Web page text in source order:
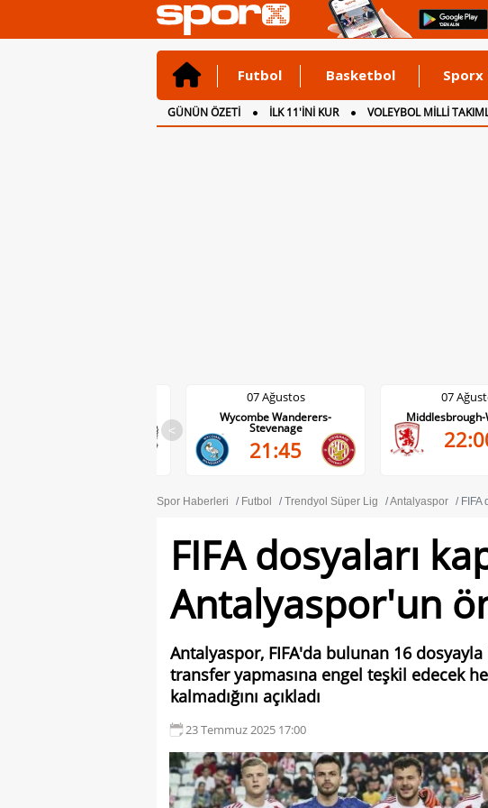
Futbol Basketbol Sporx
GÜNÜN ÖZETİ İLK 11'İNİ KUR VOLEYBOL MİLLİ
CANLI ANLATIM
İNGİLTERE
<
07 Ağustos
Middlesbrough-Wrexham
22:00
07
Spor Haberleri Futbol Trendyol Süper Lig Antalyaspor FIFA
FIFA dosyaları
Antalyaspor'un
Antalyaspor, FIFA'da bulunan 16 dosyayla
transfer yapmasına engel teşkil edecek
kalmadığını açıkladı
23 Temmuz 2025 17:00